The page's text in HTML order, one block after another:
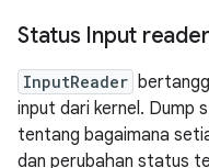
Status Input reader
InputReader
input dari kernel. Dump
tentang bagaimana
dan perubahan status